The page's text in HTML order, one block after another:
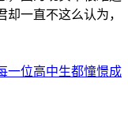
一直不这么认为，